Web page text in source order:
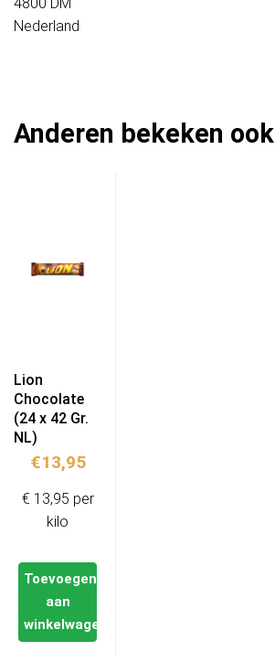
Nederland
Anderen bekeken ook
Lion
Chocolate
(24 x 42 Gr.
NL)
€13,95
Toevoegen
aan
winkelwagen
€ 13,95 per
kilo